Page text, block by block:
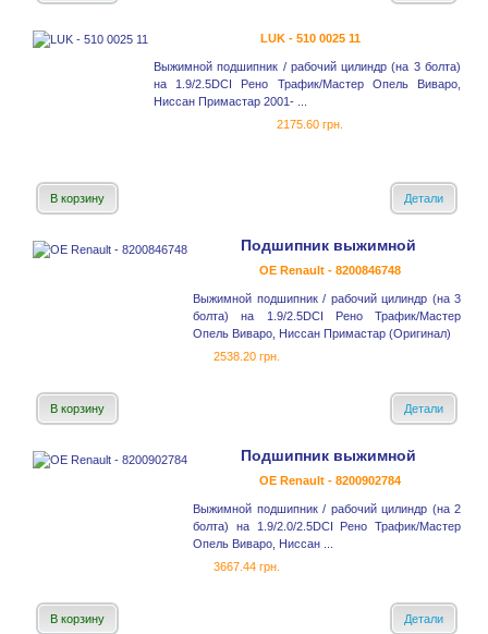
LUK - 510 0025 11
Выжимной подшипник / рабочий цилиндр (на 3 болта)
на 1.9/2.5DCI Рено Трафик/Мастер Опель Виваро,
Ниссан Примастар 2001- ...
2175.60 грн.
В корзину Детали
Подшипник выжимной
OE Renault - 8200846748
Выжимной подшипник / рабочий цилиндр (на 3
болта) на 1.9/2.5DCI Рено Трафик/Мастер
Опель Виваро, Ниссан Примастар (Оригинал)
2538.20 грн.
В корзину Детали
Подшипник выжимной
OE Renault - 8200902784
Выжимной подшипник / рабочий цилиндр (на 2
болта) на 1.9/2.0/2.5DCI Рено Трафик/Мастер
Опель Виваро, Ниссан ...
3667.44 грн.
В корзину Детали